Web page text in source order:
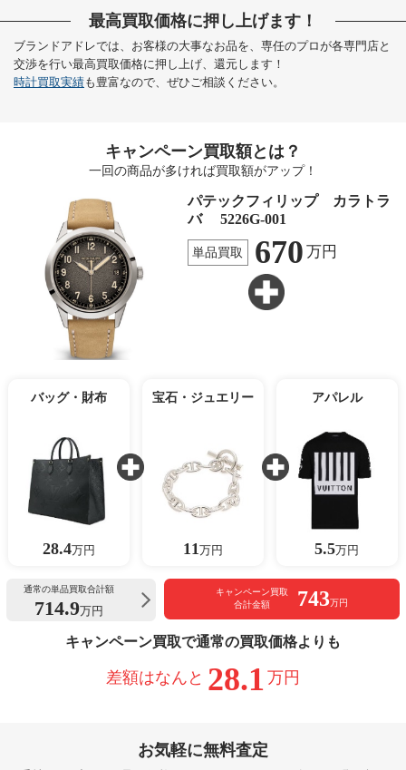
最高買取価格に押し上げます！
ブランドアドレでは、お客様の大事なお品を、専任のプロが各専門店と
交渉を行い最高買取価格に押し上げ、還元します！
時計買取実績も豊富なので、ぜひご相談ください。
キャンペーン買取額とは？
一回の商品が多ければ買取額がアップ！
パテックフィリップ カラトラ
バ 5226G-001
単品買取 670 万円
バッグ・財布
28.4万円
宝石・ジュエリー
11万円
アパレル
5.5万円
通常の単品買取合計額
714.9万円
キャンペーン買取
合計金額
743万円
キャンペーン買取で通常の買取価格よりも
差額はなんと 28.1 万円
お気軽に無料査定